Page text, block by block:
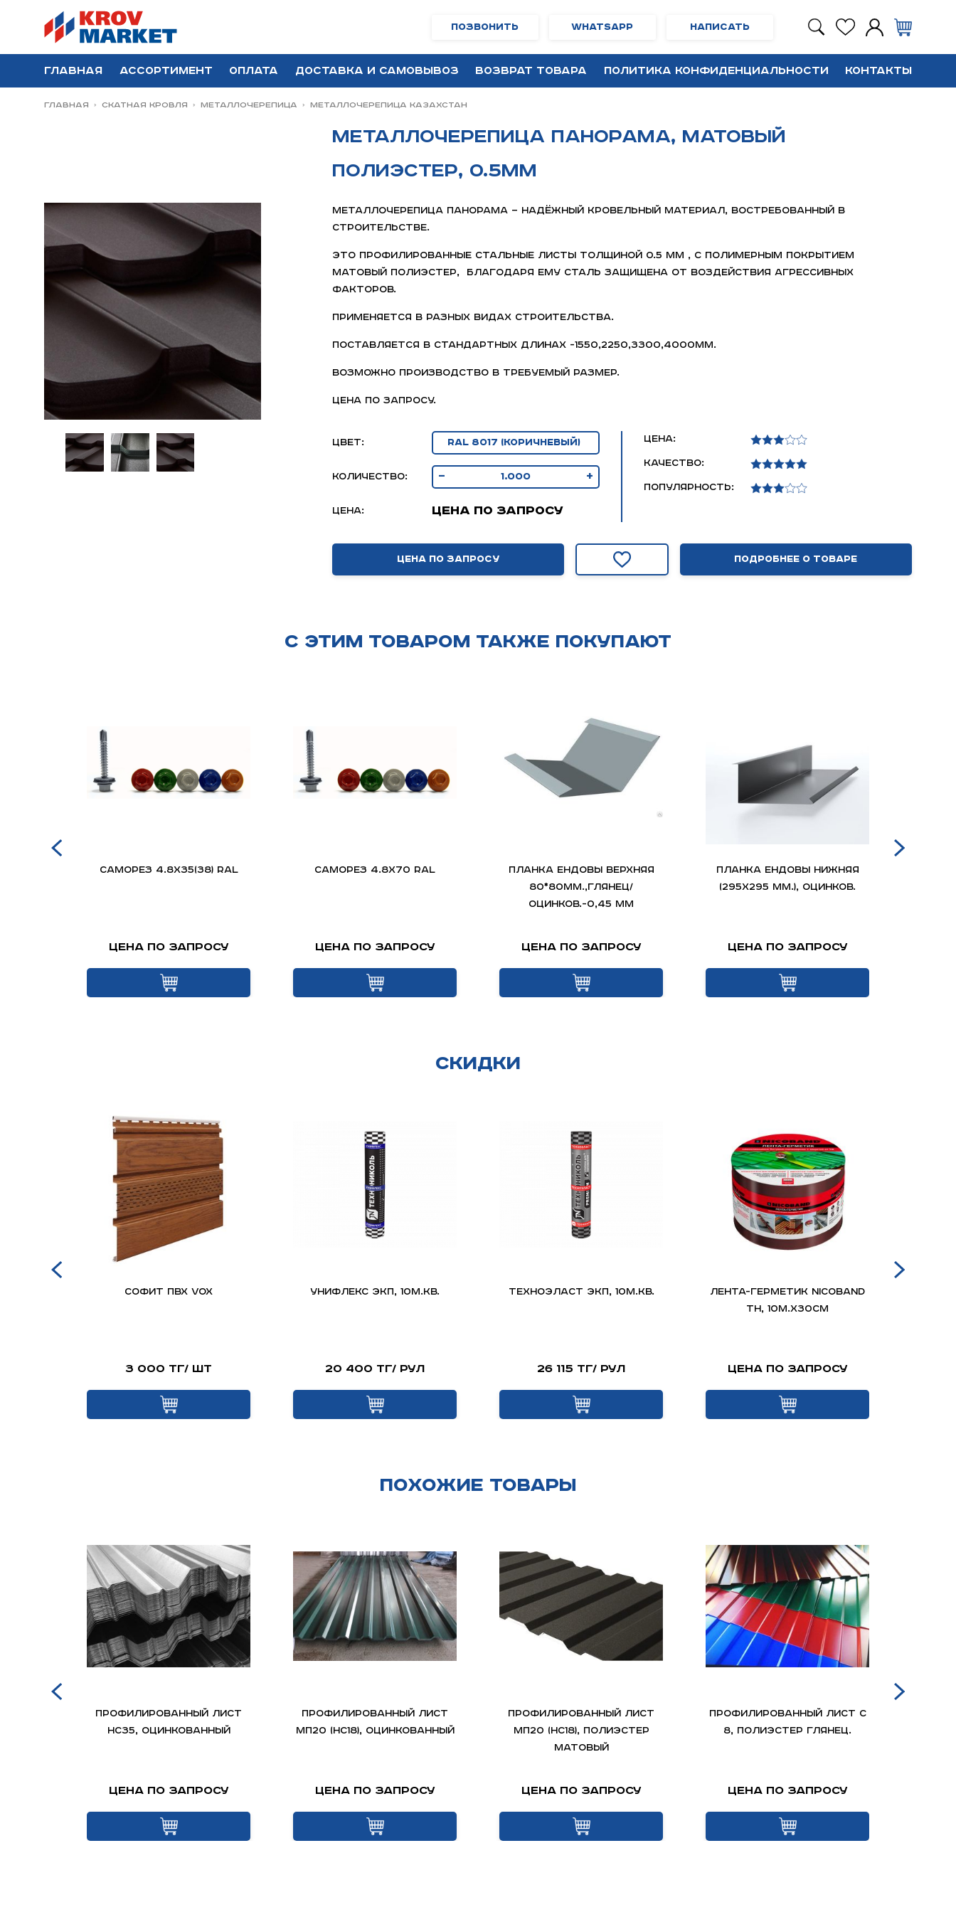
Позвонить WhatsApp Написать
Главная Ассортимент Оплата Доставка и самовывоз Возврат товара Политика конфиденциальности Контакты
Главная Скатная Кровля Металлочерепица Металлочерепица Казахстан
Металлочерепица Панорама, матовый
полиэстер, 0.5мм
Металлочерепица Панорама — надёжный кровельный материал, востребованный в
строительстве.
Это профилированные стальные листы толщиной 0.5 мм , с полимерным покрытием
матовый полиэстер, благодаря ему сталь защищена от воздействия агрессивных
факторов.
Применяется в разных видах строительства.
Поставляется в стандартных длинах -1550,2250,3300,4000мм.
Возможно производство в требуемый размер.
Цена по запросу.
Цвет:
Количество: - +
Цена: Цена по запросу
Цена:
Качество:
Популярность:
Цена по запросу Подробнее о товаре
С этим товаром также покупают
Саморез 4.8х35(38) RAL
Цена по запросу
Саморез 4.8х70 RAL
Цена по запросу
Планка ендовы верхняя
80*80мм.,глянец/
оцинков.-0,45 мм
Цена по запросу
Планка ендовы нижняя
(295х295 мм.), оцинков.
Цена по запросу
Скидки
Софит ПВХ VOX
3 000 тг/ шт
Унифлекс ЭКП, 10м.кв.
20 400 тг/ рул
Техноэласт ЭКП, 10м.кв.
26 115 тг/ рул
ЛЕНТА-ГЕРМЕТИК NICOBAND
ТН, 10м.х30см
Цена по запросу
Похожие товары
Профилированный лист
НС35, оцинкованный
Цена по запросу
Профилированный лист
МП20 (НС18), оцинкованный
Цена по запросу
Профилированный лист
МП20 (НС18), полиэстер
матовый
Цена по запросу
Профилированный лист С
8, полиэстер глянец.
Цена по запросу